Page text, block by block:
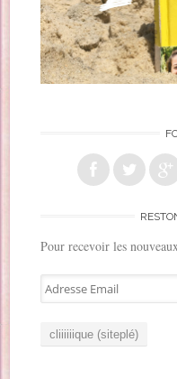
Pour recevoir les
A
d